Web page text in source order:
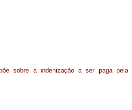
sobre a indenização a ser paga pela